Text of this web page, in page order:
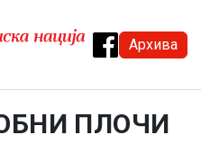
Архива
ПЛОЧИ